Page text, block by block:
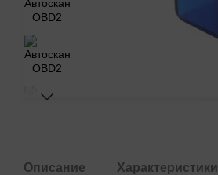
Описание Характеристики